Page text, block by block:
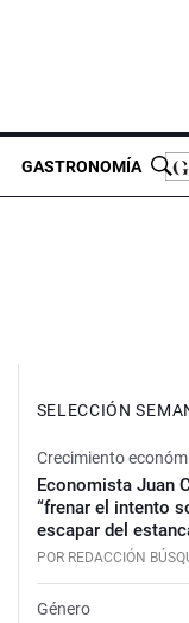
GASTRONOMÍA
SELECCIÓN
Crecimiento
Economista Juan
“frenar el intento
escapar del
POR REDACCIÓN
Género